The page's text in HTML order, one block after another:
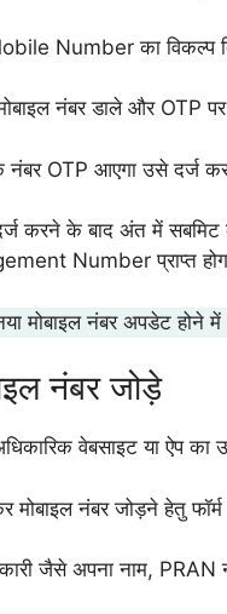
Number का विकल्प
नंबर डाले और OTP
OTP आएगा उसे दर्ज कर
करने के बाद अंत में सबमिट
Number प्राप्त
मोबाइल नंबर अपडेट होने
नंबर जोड़े
वेबसाइट या ऐप का
मोबाइल नंबर जोड़ने हेतु फॉर्म
जैसे अपना नाम, PRAN